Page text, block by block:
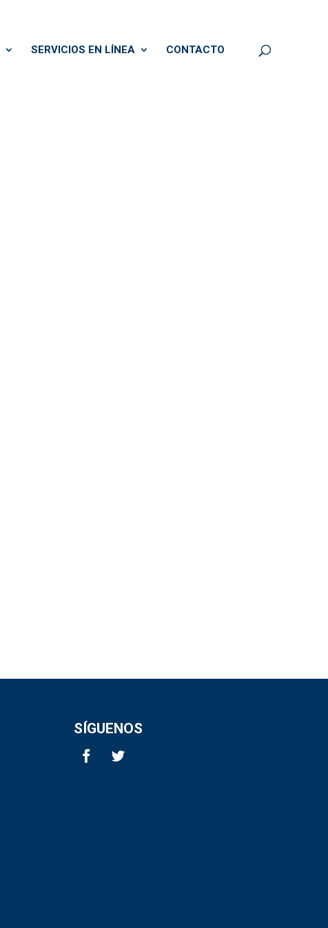
SERVICIOS EN LÍNEA CONTACTO
SÍGUENOS